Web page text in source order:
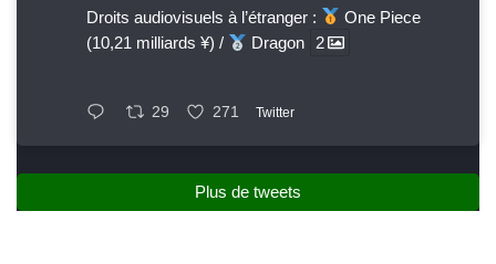
Droits audiovisuels à l’étranger :
One Piece
(10,21 milliards ¥) /
Dragon 2
29 271 Twitter
Plus de tweets